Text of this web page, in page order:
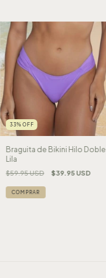
33% OFF
Braguita de Bikini Hilo Doble
Lila
$59.95 USD $39.95 USD
COMPRAR